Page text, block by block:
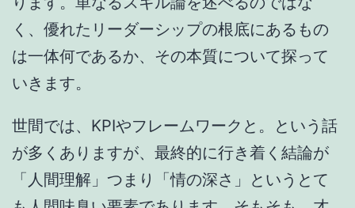
く、優れたリーダーシップの根底にあるもの
は一体何であるか、その本質について探って
いきます。
世間では、KPIやフレームワークと。という話
が多くありますが、最終的に行き着く結論が
「人間理解」つまり「情の深さ」というとて